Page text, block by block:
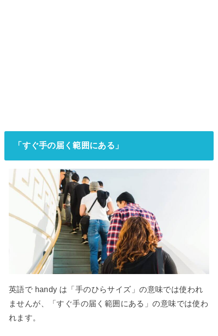
「すぐ手の届く範囲にある」
英語で handy は「手のひらサイズ」の意味では使われ
ませんが、「すぐ手の届く範囲にある」の意味では使わ
れます。